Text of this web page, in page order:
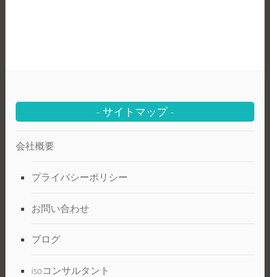
サイトマップ
会社概要
プライバシーポリシー
お問い合わせ
ブログ
isoコンサルタント